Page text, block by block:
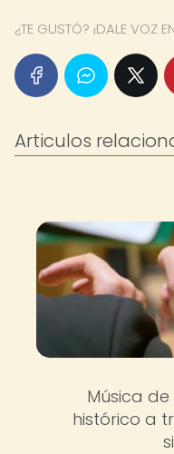
¿TE GUSTÓ? ¡DALE VOZ
Articulos
Música de
histórico a